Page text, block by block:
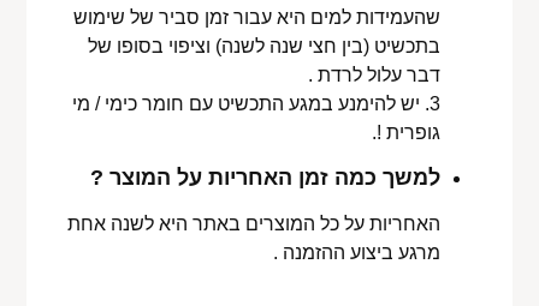
שהעמידות למים היא עבור זמן סביר של שימוש
בתכשיט (בין חצי שנה לשנה) וציפוי בסופו של
דבר עלול לרדת .
3. יש להימנע במגע התכשיט עם חומר כימי / מי
גופרית !.
למשך כמה זמן האחריות על המוצר ?
האחריות על כל המוצרים באתר היא לשנה אחת
מרגע ביצוע ההזמנה .